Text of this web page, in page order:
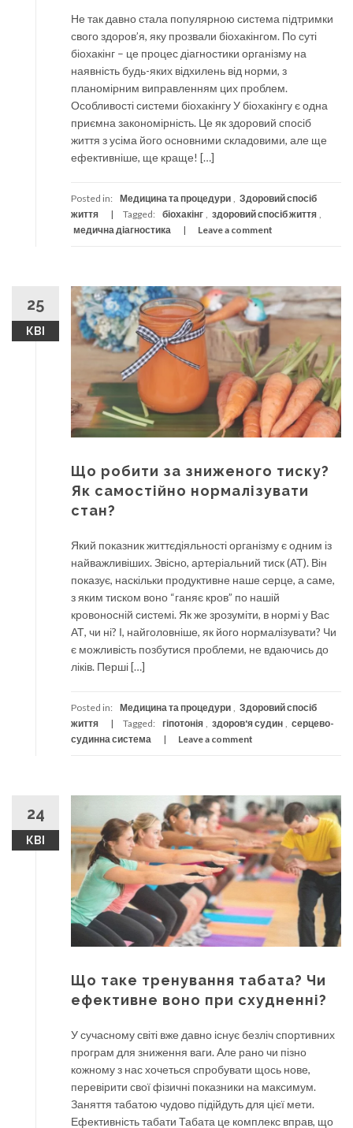
Не так давно стала популярною система підтримки
свого здоров’я, яку прозвали біохакінгом. По суті
біохакінг – це процес діагностики організму на
наявність будь-яких відхилень від норми, з
планомірним виправленням цих проблем.
Особливості системи біохакінгу У біохакінгу є одна
приємна закономірність. Це як здоровий спосіб
життя з усіма його основними складовими, але ще
ефективніше, ще краще! […]
Posted in: Медицина та процедури , Здоровий спосіб
життя
Tagged: біохакінг , здоровий спосіб життя ,
медична діагностика
Leave a comment
25
КВІ
Що робити за зниженого тиску?
Як самостійно нормалізувати
стан?
Який показник життєдіяльності організму є одним із
найважливіших. Звісно, артеріальний тиск (АТ). Він
показує, наскільки продуктивне наше серце, а саме,
з яким тиском воно “ганяє кров” по нашій
кровоносній системі. Як же зрозуміти, в нормі у Вас
АТ, чи ні? І, найголовніше, як його нормалізувати? Чи
є можливість позбутися проблеми, не вдаючись до
ліків. Перші […]
Posted in: Медицина та процедури , Здоровий спосіб
життя
Tagged: гіпотонія , здоров'я судин , серцево-
судинна система
Leave a comment
24
КВІ
Що таке тренування табата? Чи
ефективне воно при схудненні?
У сучасному світі вже давно існує безліч спортивних
програм для зниження ваги. Але рано чи пізно
кожному з нас хочеться спробувати щось нове,
перевірити свої фізичні показники на максимум.
Заняття табатою чудово підійдуть для цієї мети.
Ефективність табати Табата це комплекс вправ, що